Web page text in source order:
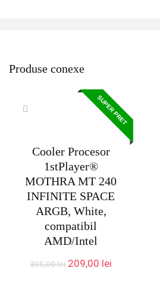
Produse conexe
SUPER PRET
Cooler Procesor
1stPlayer®
MOTHRA MT 240
INFINITE SPACE
ARGB, White,
compatibil
AMD/Intel
305,00lei Prețul
209,00 lei